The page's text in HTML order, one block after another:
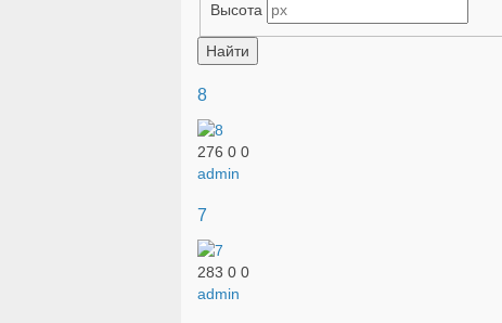
Высота
8
276 0 0
admin
7
283 0 0
admin